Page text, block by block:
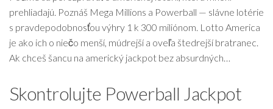
prehliadajú. Poznáš Mega Millions a Powerball — slávne lotérie
s pravdepodobnosťou výhry 1 k 300 miliónom. Lotto America
je ako ich o niečo menší, múdrejší a oveľa štedrejší bratranec.
Ak chceš šancu na americký jackpot bez absurdných…
Skontrolujte Powerball Jackpot